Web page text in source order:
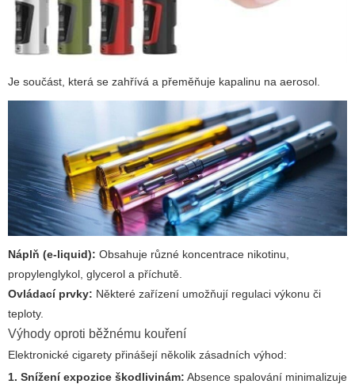
Je součást, která se zahřívá a přeměňuje kapalinu na aerosol.
Náplň (e-liquid): Obsahuje různé koncentrace nikotinu,
propylenglykol, glycerol a příchutě.
Ovládací prvky: Některé zařízení umožňují regulaci výkonu či
teploty.
Výhody oproti běžnému kouření
Elektronické cigarety přinášejí několik zásadních výhod:
1. Snížení expozice škodlivinám: Absence spalování minimalizuje